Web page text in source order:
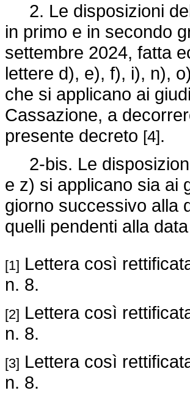
2. Le disposizioni
in primo e in secondo
settembre 2024, fatta
lettere d), e), f), i), n),
che si applicano ai
Cassazione, a
presente decreto [4].
2-bis. Le
e z) si applicano sia ai
giorno successivo alla
quelli pendenti alla
[1] Lettera così
n. 8.
[2] Lettera così
n. 8.
[3] Lettera così
n. 8.